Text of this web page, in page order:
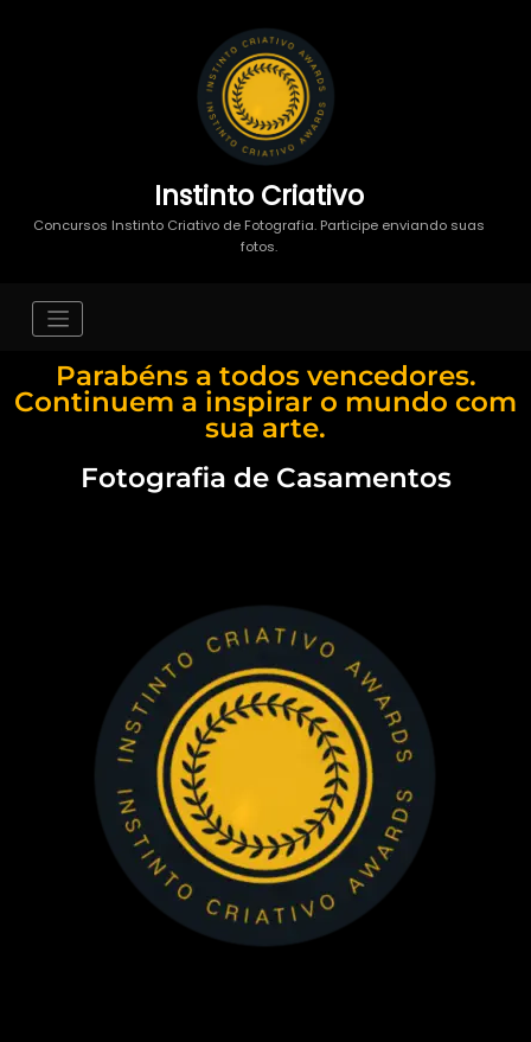
Instinto Criativo
Concursos Instinto Criativo de Fotografia. Participe enviando suas
fotos.
Parabéns a todos vencedores.
Continuem a inspirar o mundo com
sua arte.
Fotografia de Casamentos